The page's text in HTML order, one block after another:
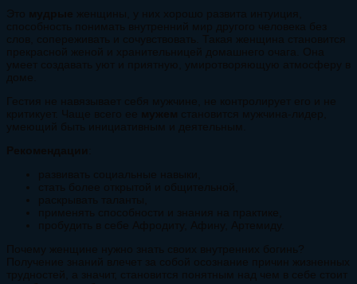
Это
мудрые
женщины, у них хорошо развита интуиция,
способность понимать внутренний мир другого человека без
слов, сопереживать и сочувствовать. Такая женщина становится
прекрасной женой и хранительницей домашнего очага. Она
умеет создавать уют и приятную, умиротворяющую атмосферу в
доме.
Гестия не навязывает себя мужчине, не контролирует его и не
критикует. Чаще всего ее мужем становится мужчина-лидер,
умеющий быть инициативным и деятельным.
Рекомендации
развивать социальные навыки,
стать более открытой и общительной,
раскрывать таланты,
применять способности и знания на практике,
пробудить в себе Афродиту, Афину, Артемиду.
Почему женщине нужно знать своих внутренних богинь?
Получение знаний влечет за собой осознание причин жизненных
трудностей, а значит, становится понятным над чем в себе стоит